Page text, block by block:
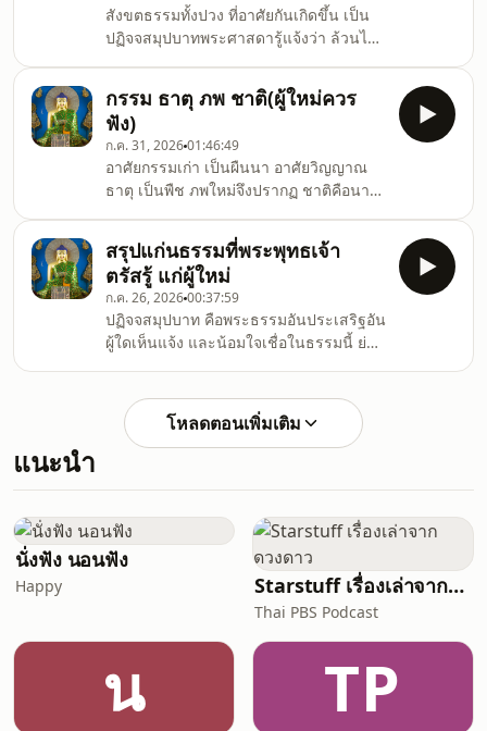
สังขตธรรมทั้งปวง ที่อาศัยกันเกิดขึ้น เป็น
ปฏิจจสมุปบาทพระศาสดารู้แจ้งว่า ล้วนไม่
หลายต้องรู้แจ้งปฏิจจสมุปบาท ต้องรู้แจ้ง
สังขตธรรมทั้งปวงจึงจะรู้แจ้งทุกข์ จึงจะรู้
แจ้งอริยสัจสี่ได้
กรรม ธาตุ ภพ ชาติ(ผู้ใหม่ควร
ฟัง)
ก.ค. 31, 202601:46:49
อาศัยกรรมเก่า เป็นผืนนา อาศัยวิญญาณ
ธาตุ เป็นพืช ภพใหม่จึงปรากฏ ชาติคือนาม
สรุปแก่นธรรมที่พระพุทธเจ้า
ตรัสรู้ แก่ผู้ใหม่
ก.ค. 26, 202600:37:59
ปฏิจจสมุปบาท คือพระธรรมอันประเสริฐอัน
ผู้ใดเห็นแจ้ง และน้อมใจเชื่อในธรรมนี้ ย่อม
โหลดตอนเพิ่มเติม
แนะนำ
นั่งฟัง นอนฟัง
Happy Starstuff เรื่องเล่าจากดวงดาว
Thai PBS Podcast
น TP